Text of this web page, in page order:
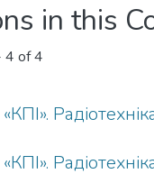
in this
4 of 4